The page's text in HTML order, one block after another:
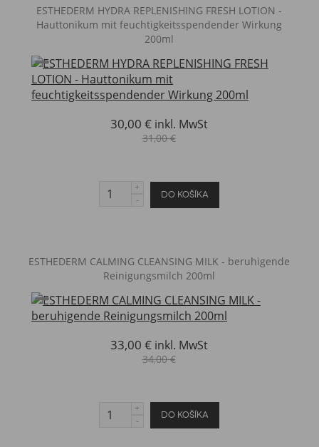
ESTHEDERM HYDRA REPLENISHING FRESH LOTION -
Hauttonikum mit feuchtigkeitsspendender Wirkung
200ml
30,00 € inkl. MwSt
31,00 €
ESTHEDERM CALMING CLEANSING MILK - beruhigende
Reinigungsmilch 200ml
33,00 € inkl. MwSt
34,00 €